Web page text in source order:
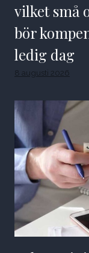
vilket små
bör
ledig dag
8 augusti 2026